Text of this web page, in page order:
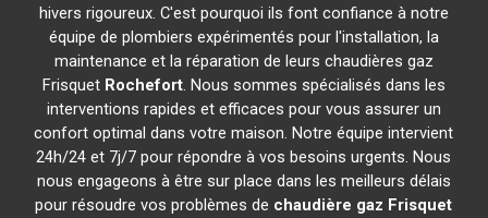
hivers rigoureux. C'est pourquoi ils font confiance à notre
équipe de plombiers expérimentés pour l'installation, la
maintenance et la réparation de leurs chaudières gaz
Frisquet Rochefort. Nous sommes spécialisés dans les
interventions rapides et efficaces pour vous assurer un
confort optimal dans votre maison. Notre équipe intervient
24h/24 et 7j/7 pour répondre à vos besoins urgents. Nous
nous engageons à être sur place dans les meilleurs délais
pour résoudre vos problèmes de chaudière gaz Frisquet